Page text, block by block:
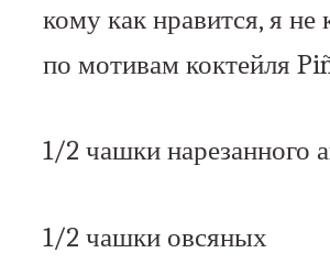
кому как нравится, я не
по мотивам коктейля
1/2 чашки нарезанного
1/2 чашки овсяных